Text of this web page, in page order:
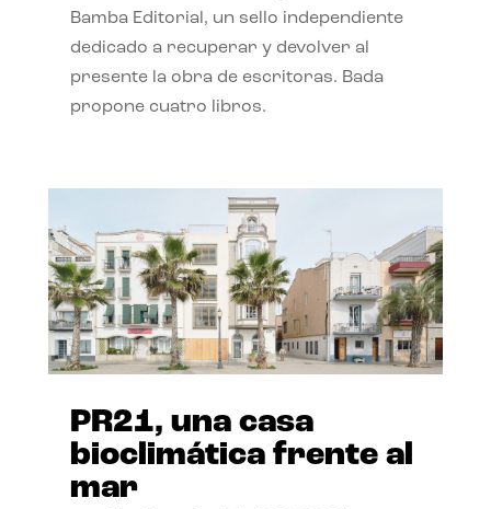
Bamba Editorial, un sello independiente
dedicado a recuperar y devolver al
presente la obra de escritoras. Bada
propone cuatro libros.
PR21, una casa
bioclimática frente al
mar